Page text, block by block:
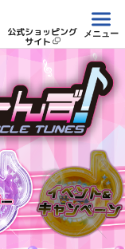
公式ショッピング
サイト
メニュー